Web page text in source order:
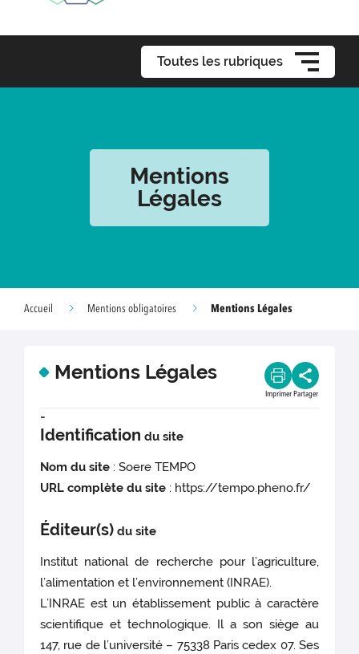
Toutes les rubriques
Mentions
Légales
Accueil Mentions obligatoires Mentions Légales
Mentions Légales
Imprimer Partager
-
Identification du site
Nom du site : Soere TEMPO
URL complète du site : https://tempo.pheno.fr/
Éditeur(s) du site
Institut national de recherche pour l’agriculture,
l’alimentation et l’environnement (INRAE).
L’INRAE est un établissement public à caractère
scientifique et technologique. Il a son siège au
147, rue de l’université – 75338 Paris cedex 07. Ses